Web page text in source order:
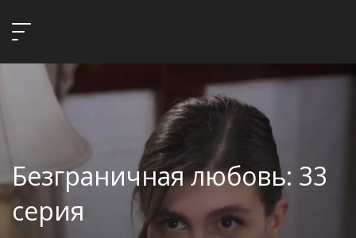
Безграничная любовь: 33
серия